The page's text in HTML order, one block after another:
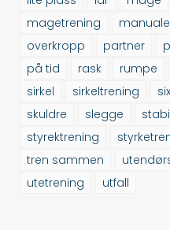
magetrening
overkropp
partner
på tid
rask rumpe
sirkel
sirkeltrening
skuldre
slegge
styrektrening
tren sammen
utetrening
utfall